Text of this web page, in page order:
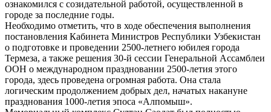
ознакомился с созидательной работой, осуществленной в
городе за последние годы.
Необходимо отметить, что в ходе обеспечения выполнения
постановления Кабинета Министров Республики Узбекистан
о подготовке и проведении 2500-летнего юбилея города
Термеза, а также решения 30-й сессии Генеральной Ассамблеи
ООН о международном праздновании 2500-летия этого
города, здесь проведена огромная работа. Она стала
логическим продолжением добрых дел, начатых накануне
празднования 1000-летия эпоса «Алпомыш».